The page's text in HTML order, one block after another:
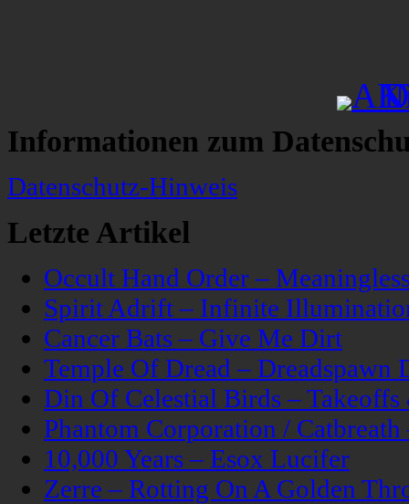
Informationen zum
Datenschutz-Hinweis
Letzte Artikel
Occult Hand Order –
Spirit Adrift – Infinite
Cancer Bats – Give Me Dirt
Temple Of Dread – Dreadspawn
Din Of Celestial Birds –
Phantom Corporation /
10,000 Years – Esox Lucifer
Zerre – Rotting On A Golden